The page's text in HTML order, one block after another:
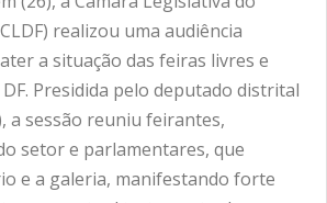
realizou uma audiência
a situação das feiras livres e
Presidida pelo deputado distrital
a sessão reuniu feirantes,
setor e parlamentares, que
e a galeria, manifestando forte